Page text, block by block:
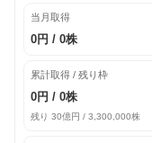
当月取得
0円 / 0株
累計取得 / 残り枠
0円 / 0株
残り 30億円 / 3,300,000株